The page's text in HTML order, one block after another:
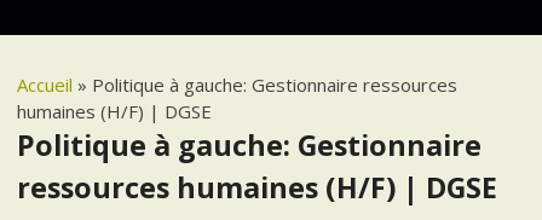
Accueil » Politique à gauche: Gestionnaire ressources
humaines (H/F) | DGSE
Politique à gauche: Gestionnaire
ressources humaines (H/F) | DGSE